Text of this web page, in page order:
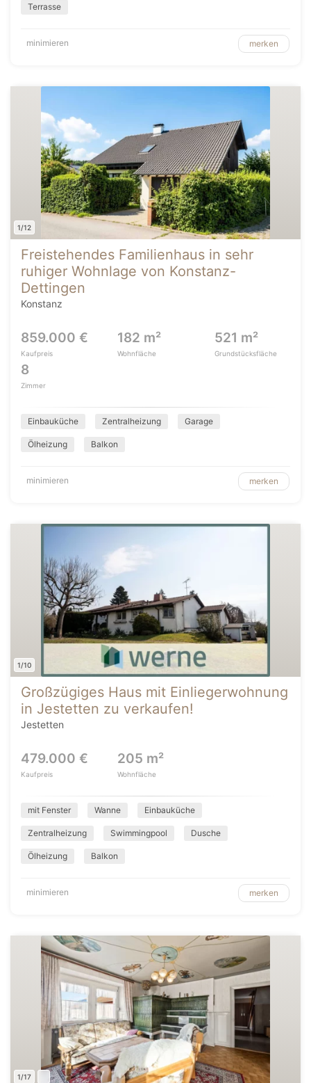
Terrasse
minimieren merken
1/12
Freistehendes Familienhaus in sehr
ruhiger Wohnlage von Konstanz-
Dettingen
Konstanz
859.000 €
Kaufpreis
182 m²
Wohnfläche
521 m²
Grundstücksfläche
8
Zimmer
Einbauküche Zentralheizung Garage
Ölheizung Balkon
minimieren merken
1/10
Großzügiges Haus mit Einliegerwohnung
in Jestetten zu verkaufen!
Jestetten
479.000 €
Kaufpreis
205 m²
Wohnfläche
mit Fenster Wanne Einbauküche
Zentralheizung Swimmingpool Dusche
Ölheizung Balkon
minimieren merken
1/17